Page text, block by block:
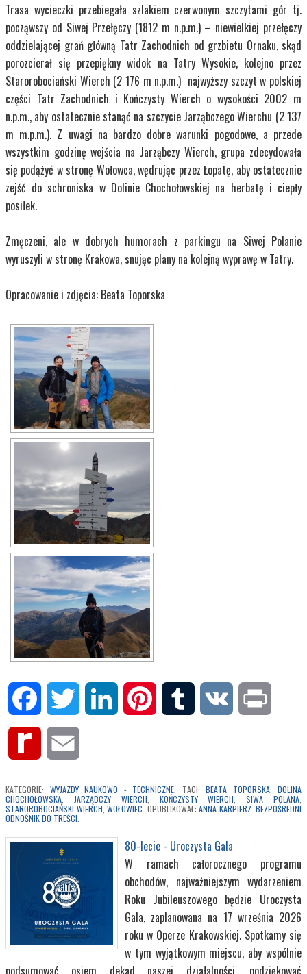
Trasa wycieczki przebiegała szlakiem czerwonym szczytami gór tj.
począwszy od Siwej Przełęczy (1812 m n.p.m.) – niewielkiej przełęczy
oddzielającej grań główną Tatr Zachodnich od grzbietu Ornaku, skąd
porozcierał się przepiękny widok na Tatry Wysokie, kolejno przez
Starorobociański Wierch (2 176 m n.p.m.) najwyższy szczyt w polskiej
części Tatr Zachodnich i Kończysty Wierch o wysokości 2002 m
n.p.m., aby ostatecznie stanąć na szczycie Jarząbczego Wierchu (2 137
m m.p.m.). Z uwagi na bardzo dobre warunki pogodowe, a przede
wszystkim godzinę wejścia na Jarząbczy Wierch, grupa zdecydowała
się podążyć w stronę Wołowca, wędrując przez Łopatę, aby ostatecznie
zejść do schroniska w Dolinie Chochołowskiej na herbatę i ciepły
posiłek.
Zmęczeni, ale w dobrych humorach z parkingu na Siwej Polanie
wyruszyli w stronę Krakowa, snując plany na kolejną wyprawę w Tatry.
Opracowanie i zdjęcia: Beata Toporska
Facebook Twitter LinkedIn Pinterest Tumblr VK
Rediff
KATEGORIE: WYJAZDY NAUKOWO - TECHNICZNE . TAGI: BEATA TOPORSKA, DOLINA
CHOCHOŁOWSKA
JARZĄBCZY WIERCH KOŃCZYSTY WIERCH ,SIWA POLANA
STAROROBOCIAŃSKI WIERCH WOŁOWIEC . OPUBLIKOWAŁ: ANNA KARPIERZ. BEZPOŚREDNI
ODNOŚNIK DO TREŚCI
80-lecie - Uroczysta Gala
W ramach całorocznego programu
obchodów, najważniejszym wydarzeniem
Roku Jubileuszowego będzie Uroczysta
Gala, zaplanowana na 17 września 2026
roku w Operze Krakowskiej. Spotkamy się
w tym wyjątkowym miejscu, aby wspólnie
podsumować osiem dekad naszej działalności, podziękować